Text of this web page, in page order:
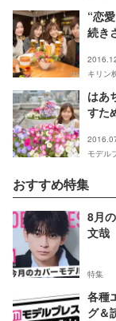
“恋
続き
キリン
はあ
すた
モデル
おすすめ特集
8月
文哉
特集
各種
グ＆